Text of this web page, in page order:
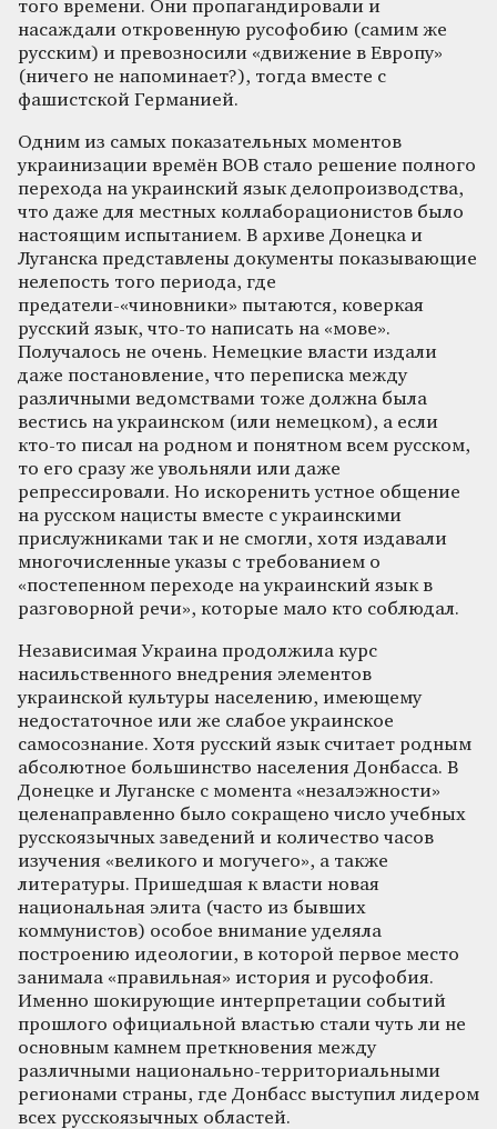
того времени. Они пропагандировали и
насаждали откровенную русофобию (самим же
русским) и превозносили «движение в Европу»
(ничего не напоминает?), тогда вместе с
фашистской Германией.
Одним из самых показательных моментов
украинизации времён ВОВ стало решение полного
перехода на украинский язык делопроизводства,
что даже для местных коллаборационистов было
настоящим испытанием. В архиве Донецка и
Луганска представлены документы показывающие
нелепость того периода, где
предатели-«чиновники» пытаются, коверкая
русский язык, что-то написать на «мове».
Получалось не очень. Немецкие власти издали
даже постановление, что переписка между
различными ведомствами тоже должна была
вестись на украинском (или немецком), а если
кто-то писал на родном и понятном всем русском,
то его сразу же увольняли или даже
репрессировали. Но искоренить устное общение
на русском нацисты вместе с украинскими
прислужниками так и не смогли, хотя издавали
многочисленные указы с требованием о
«постепенном переходе на украинский язык в
разговорной речи», которые мало кто соблюдал.
Независимая Украина продолжила курс
насильственного внедрения элементов
украинской культуры населению, имеющему
недостаточное или же слабое украинское
самосознание. Хотя русский язык считает родным
абсолютное большинство населения Донбасса. В
Донецке и Луганске с момента «незалэжности»
целенаправленно было сокращено число учебных
русскоязычных заведений и количество часов
изучения «великого и могучего», а также
литературы. Пришедшая к власти новая
национальная элита (часто из бывших
коммунистов) особое внимание уделяла
построению идеологии, в которой первое место
занимала «правильная» история и русофобия.
Именно шокирующие интерпретации событий
прошлого официальной властью стали чуть ли не
основным камнем преткновения между
различными национально-территориальными
регионами страны, где Донбасс выступил лидером
всех русскоязычных областей.